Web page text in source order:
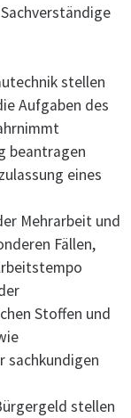
stellen
Aufgaben des
beantragen
eines
Mehrarbeit und
Fällen,
Stoffen und
sachkundigen
stellen